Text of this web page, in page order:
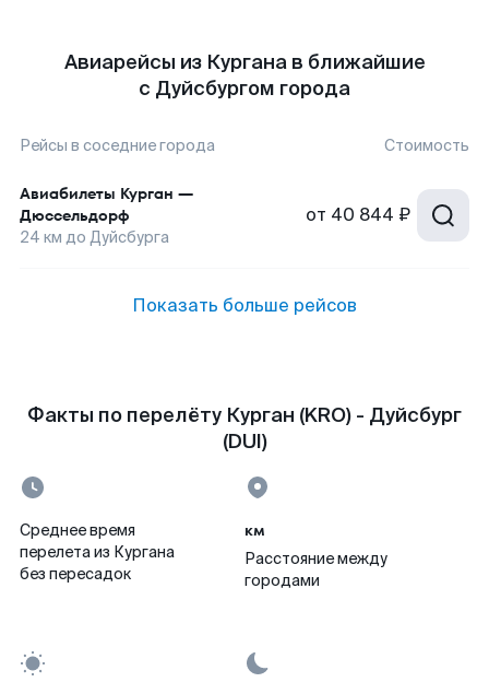
Авиарейсы из Кургана в ближайшие
с Дуйсбургом города
Рейсы в соседние города Стоимость
Авиабилеты Курган —
Дюссельдорф
24 км до Дуйсбурга
от 40 844 ₽
Показать больше рейсов
Факты по перелёту Курган (KRO) - Дуйсбург
(DUI)
Среднее время
перелета из Кургана
без пересадок
км
Расстояние между
городами